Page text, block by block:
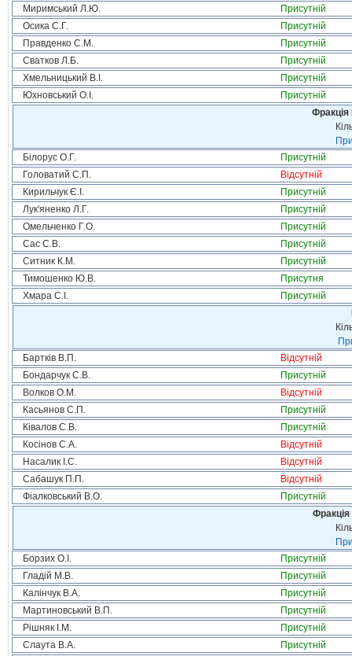
Миримський Л.Ю.
Присутній
Осика С.Г.
Присутній
Правденко С.М.
Присутній
Сватков Л.Б.
Присутній
Хмельницький В.І.
Присутній
Юхновський О.І.
Присутній
Білорус О.Г.
Присутній
Головатий С.П.
Відсутній
Кирильчук Є.І.
Присутній
Лук'яненко Л.Г.
Присутній
Омельченко Г.О.
Присутній
Сас С.В.
Присутній
Ситник К.М.
Присутній
Тимошенко Ю.В.
Присутня
Хмара С.І.
Присутній
Бартків В.П.
Відсутній
Бондарчук С.В.
Присутній
Волков О.М.
Відсутній
Касьянов С.П.
Присутній
Ківалов С.В.
Присутній
Косінов С.А.
Відсутній
Насалик І.С.
Відсутній
Сабашук П.П.
Відсутній
Фіалковський В.О.
Присутній
Фракція
Борзих О.І.
Присутній
Гладій М.В.
Присутній
Калінчук В.А.
Присутній
Мартиновський В.П.
Присутній
Рішняк І.М.
Присутній
Слаута В.А.
Присутній